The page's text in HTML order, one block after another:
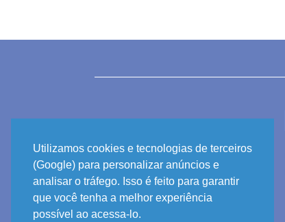
Utilizamos cookies e tecnologias de terceiros
(Google) para personalizar anúncios e
analisar o tráfego. Isso é feito para garantir
que você tenha a melhor experiência
possível ao acessa-lo.